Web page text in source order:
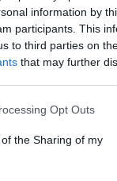
information by
participants. This
to third parties on
that may further
app uses one
or usage behaviour.
to Google and its
specified purposes
Opt Outs
the Sharing of my
Elfelejtette
és szolgáltatások